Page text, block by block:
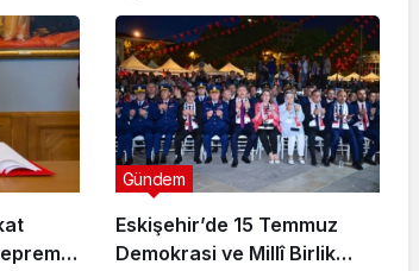
Karşıya”
Eskişehir’de 15 Temmuz
Demokrasi ve Millî Birlik
Gündem